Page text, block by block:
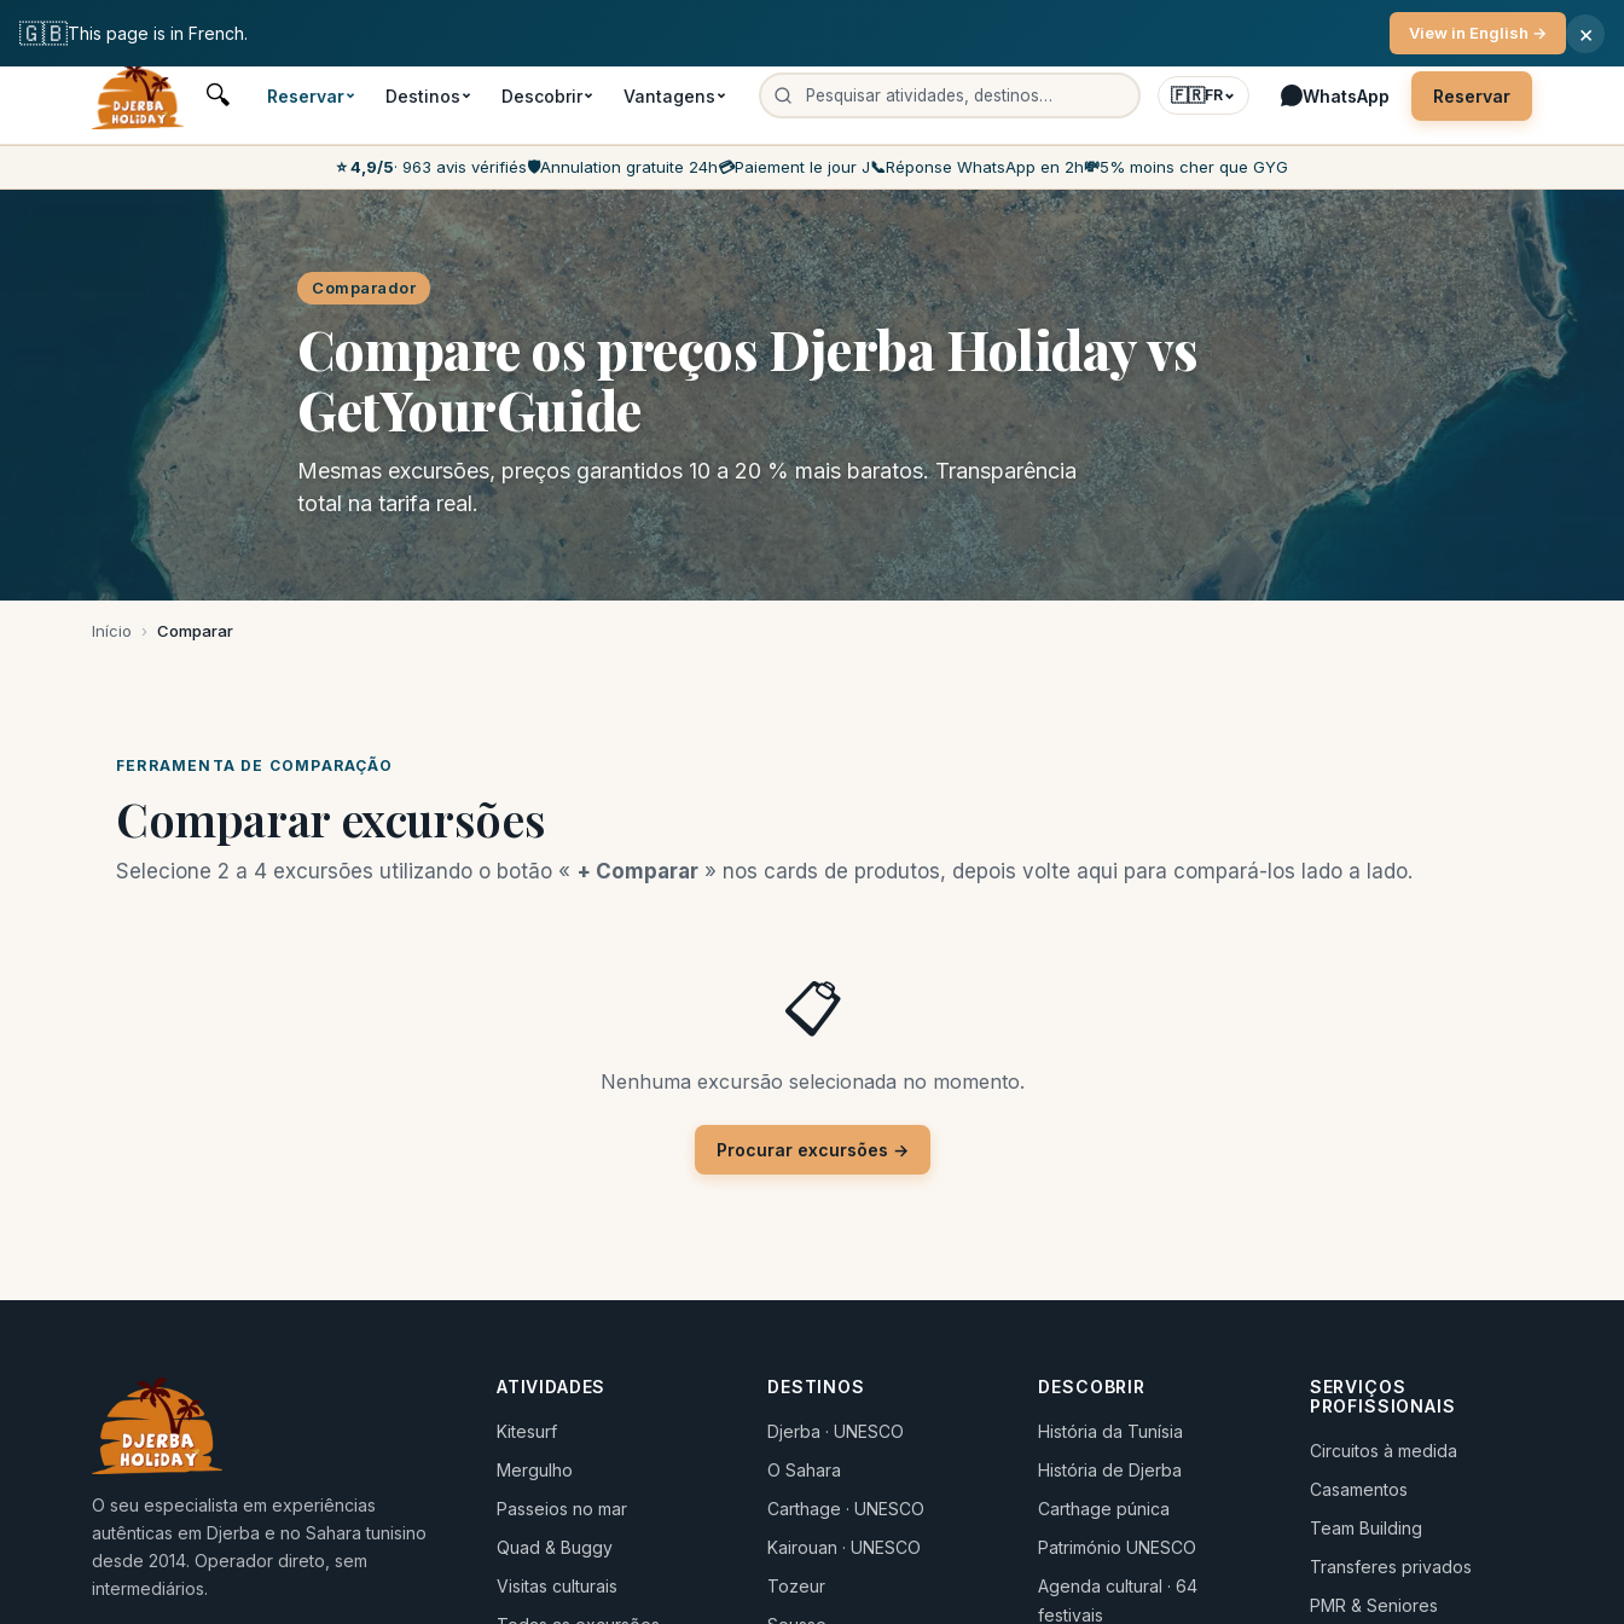
🔍 Reservar Destinos Descobrir Vantagens 🇫🇷FR WhatsApp Reservar
⭐ 4,9/5· 963 avis vérifiés🛡️Annulation gratuite 24h💳Paiement le jour J📞Réponse WhatsApp en 2h💸5% moins cher que GYG
Comparador
Compare os preços Djerba Holiday vs
GetYourGuide
Mesmas excursões, preços garantidos 10 a 20 % mais baratos. Transparência
total na tarifa real.
Início › Comparar
FERRAMENTA DE COMPARAÇÃO
Comparar excursões
Selecione 2 a 4 excursões utilizando o botão « + Comparar » nos cards de produtos, depois volte aqui para compará-los lado a lado.
📋
Nenhuma excursão selecionada no momento.
Procurar excursões →
O seu especialista em experiências
autênticas em Djerba e no Sahara tunisino
desde 2014. Operador direto, sem
intermediários.
ATIVIDADES
Kitesurf
Mergulho
Passeios no mar
Quad & Buggy
Visitas culturais
DESTINOS
Djerba · UNESCO
O Sahara
Carthage · UNESCO
Kairouan · UNESCO
Tozeur
DESCOBRIR
História da Tunísia
História de Djerba
Carthage púnica
Património UNESCO
Agenda cultural · 64
festivais
SERVIÇOS
PROFISSIONAIS
Circuitos à medida
Casamentos
Team Building
Transferes privados
PMR & Seniores
🇬🇧This page is in French. View in English → ×